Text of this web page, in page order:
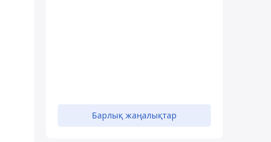
Барлық жаңалықтар